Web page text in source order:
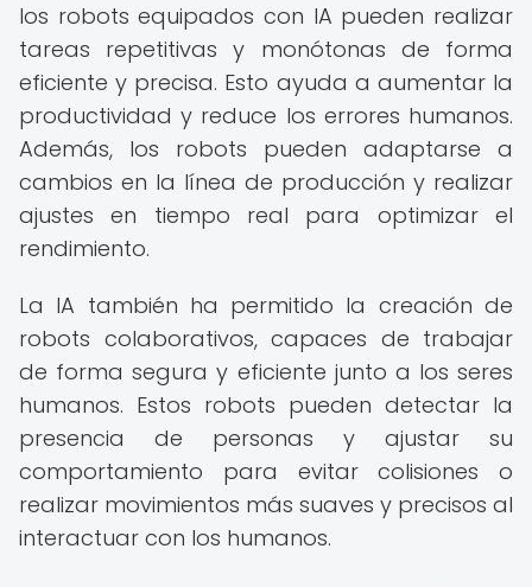
los robots equipados con IA pueden realizar
tareas repetitivas y monótonas de forma
eficiente y precisa. Esto ayuda a aumentar la
productividad y reduce los errores humanos.
Además, los robots pueden adaptarse a
cambios en la línea de producción y realizar
ajustes en tiempo real para optimizar el
rendimiento.
La IA también ha permitido la creación de
robots colaborativos, capaces de trabajar
de forma segura y eficiente junto a los seres
humanos. Estos robots pueden detectar la
presencia de personas y ajustar su
comportamiento para evitar colisiones o
realizar movimientos más suaves y precisos al
interactuar con los humanos.